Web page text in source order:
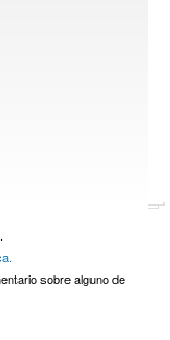
.
sobre alguno de